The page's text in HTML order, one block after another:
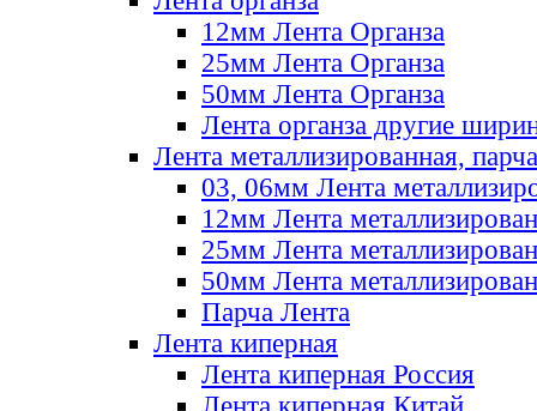
12мм Лента Органза
25мм Лента Органза
50мм Лента Органза
Лента органза другие
Лента металлизированная, парча
03, 06мм Лента
12мм Лента
25мм Лента
50мм Лента
Парча Лента
Лента киперная
Лента киперная Россия